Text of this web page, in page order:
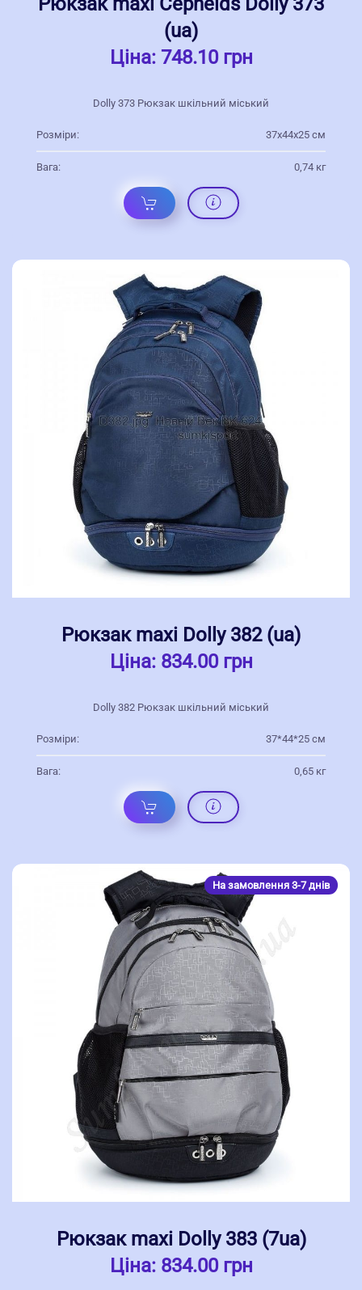
(ua)
Ціна: 748.10 грн
Dolly 373 Рюкзак шкільний міський
Розміри: 37х44х25 см
Вага: 0,74 кг
Рюкзак maxi Dolly 382 (ua)
Ціна: 834.00 грн
Dolly 382 Рюкзак шкільний міський
Розміри: 37*44*25 см
Вага: 0,65 кг
На замовлення 3-7 днів
Рюкзак maxi Dolly 383 (7ua)
Ціна: 834.00 грн